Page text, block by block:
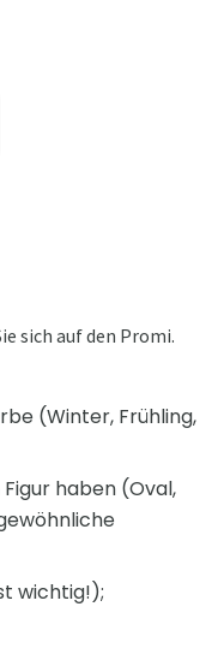
sich auf den Promi.
(Winter, Frühling,
haben (Oval,
wichtig!);